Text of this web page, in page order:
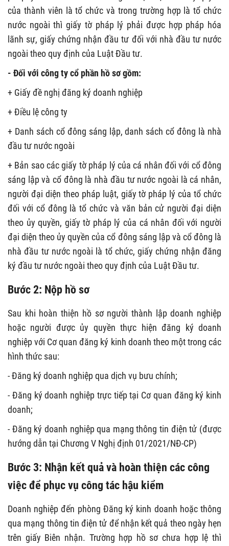
của thành viên là tổ chức và trong trường hợp là tổ chức
nước ngoài thì giấy tờ pháp lý phải được hợp pháp hóa
lãnh sự, giấy chứng nhận đầu tư đối với nhà đầu tư nước
ngoài theo quy định của Luật Đầu tư.
- Đối với công ty cổ phần hồ sơ gồm:
+ Giấy đề nghị đăng ký doanh nghiệp
+ Điều lệ công ty
+ Danh sách cổ đông sáng lập, danh sách cổ đông là nhà
đầu tư nước ngoài
+ Bản sao các giấy tờ pháp lý của cá nhân đối với cổ đông
sáng lập và cổ đông là nhà đầu tư nước ngoài là cá nhân,
người đại diện theo pháp luật, giấy tờ pháp lý của tổ chức
đối với cổ đông là tổ chức và văn bản cử người đại diện
theo ủy quyền, giấy tờ pháp lý của cá nhân đối với người
đại diện theo ủy quyền của cổ đông sáng lập và cổ đông là
nhà đầu tư nước ngoài là tổ chức, giấy chứng nhận đăng
ký đầu tư nước ngoài theo quy định của Luật Đầu tư.
Bước 2: Nộp hồ sơ
Sau khi hoàn thiện hồ sơ người thành lập doanh nghiệp
hoặc người được ủy quyền thực hiện đăng ký doanh
nghiệp với Cơ quan đăng ký kinh doanh theo một trong các
hình thức sau:
- Đăng ký doanh nghiệp qua dịch vụ bưu chính;
- Đăng ký doanh nghiệp trực tiếp tại Cơ quan đăng ký kinh
doanh;
- Đăng ký doanh nghiệp qua mạng thông tin điện tử (được
hướng dẫn tại Chương V Nghị định 01/2021/NĐ-CP)
Bước 3: Nhận kết quả và hoàn thiện các công
việc để phục vụ công tác hậu kiểm
Doanh nghiệp đến phòng Đăng ký kinh doanh hoặc thông
qua mạng thông tin điện tử để nhận kết quả theo ngày hẹn
trên giấy Biên nhận. Trường hợp hồ sơ chưa hợp lệ thì